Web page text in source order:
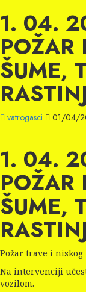
1. 04.
POŽAR
ŠUME,
vatrogasci 01/04/
1. 04.
POŽAR
ŠUME,
Požar trave i
Na intervenciji
vozilom.